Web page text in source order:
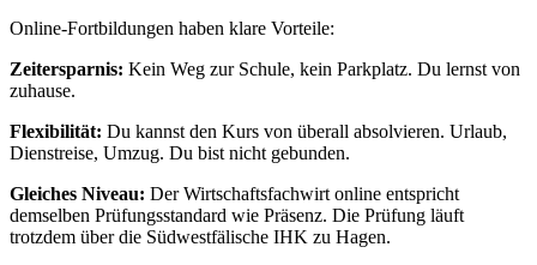
Online-Fortbildungen haben klare Vorteile:
Zeitersparnis: Kein Weg zur Schule, kein Parkplatz. Du lernst von
zuhause.
Flexibilität: Du kannst den Kurs von überall absolvieren. Urlaub,
Dienstreise, Umzug. Du bist nicht gebunden.
Gleiches Niveau: Der Wirtschaftsfachwirt online entspricht
demselben Prüfungsstandard wie Präsenz. Die Prüfung läuft
trotzdem über die Südwestfälische IHK zu Hagen.